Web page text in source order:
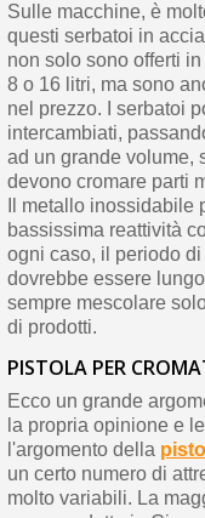
Sulle macchine, è
questi serbatoi in
non solo sono offerti
8 o 16 litri, ma sono
nel prezzo. I serbatoi
intercambiati,
ad un grande volume,
devono cromare parti
Il metallo inossidabile
bassissima reattività
ogni caso, il periodo
dovrebbe essere
sempre mescolare
di prodotti.
PISTOLA PER
Ecco un grande
la propria opinione e
l'argomento della
un certo numero di
molto variabili. La